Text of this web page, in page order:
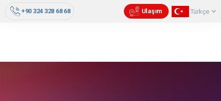
+90 324 328 68 68 Ulaşım Türkçe